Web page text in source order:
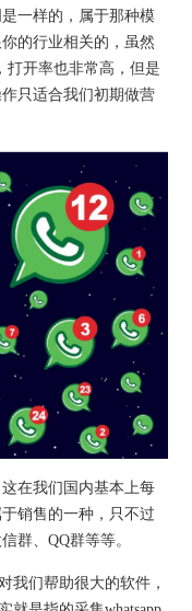
一样的，属于那种模
的行业相关的，虽然
打开率也非常高，但是
只适合我们初期做营
在我们国内基本上每
销售的一种，只不过
群、QQ群等等。
们帮助很大的软件，